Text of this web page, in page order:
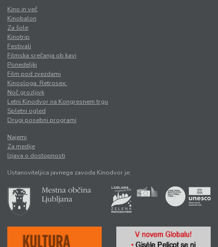
Kino in več
Kinobalon
Za šole
Kinotrip
Festivali
Filmska srečanja ob kavi
Ponedeljki
Film pod zvezdami
Kinosloga. Retrosex.
Noč grozljivk
Letni Kinodvor na Kongresnem trgu
Spletni ogled
Drugi posebni programi
Najemi
Za medije
Izjava o dostopnosti
Ustanoviteljica javnega zavoda Kinodvor je: